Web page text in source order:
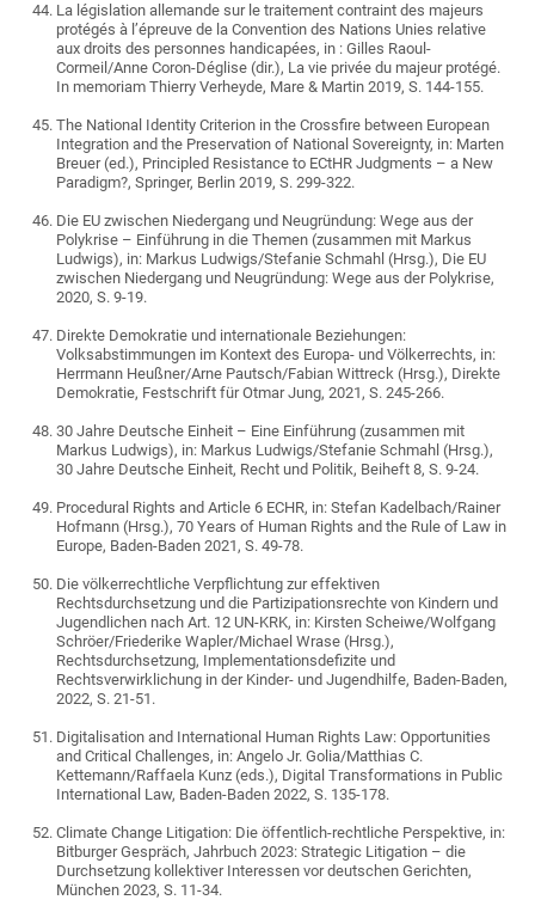
La législation allemande sur le traitement contraint des majeurs
protégés à l’épreuve de la Convention des Nations Unies relative
aux droits des personnes handicapées, in : Gilles Raoul-
Cormeil/Anne Coron-Déglise (dir.), La vie privée du majeur protégé.
In memoriam Thierry Verheyde, Mare & Martin 2019, S. 144-155.
The National Identity Criterion in the Crossfire between European
Integration and the Preservation of National Sovereignty, in: Marten
Breuer (ed.), Principled Resistance to ECtHR Judgments – a New
Paradigm?, Springer, Berlin 2019, S. 299-322.
Die EU zwischen Niedergang und Neugründung: Wege aus der
Polykrise – Einführung in die Themen (zusammen mit Markus
Ludwigs), in: Markus Ludwigs/Stefanie Schmahl (Hrsg.), Die EU
zwischen Niedergang und Neugründung: Wege aus der Polykrise,
2020, S. 9-19.
Direkte Demokratie und internationale Beziehungen:
Volksabstimmungen im Kontext des Europa- und Völkerrechts, in:
Herrmann Heußner/Arne Pautsch/Fabian Wittreck (Hrsg.), Direkte
Demokratie, Festschrift für Otmar Jung, 2021, S. 245-266.
30 Jahre Deutsche Einheit – Eine Einführung (zusammen mit
Markus Ludwigs), in: Markus Ludwigs/Stefanie Schmahl (Hrsg.),
30 Jahre Deutsche Einheit, Recht und Politik, Beiheft 8, S. 9-24.
Procedural Rights and Article 6 ECHR, in: Stefan Kadelbach/Rainer
Hofmann (Hrsg.), 70 Years of Human Rights and the Rule of Law in
Europe, Baden-Baden 2021, S. 49-78.
Die völkerrechtliche Verpflichtung zur effektiven
Rechtsdurchsetzung und die Partizipationsrechte von Kindern und
Jugendlichen nach Art. 12 UN-KRK, in: Kirsten Scheiwe/Wolfgang
Schröer/Friederike Wapler/Michael Wrase (Hrsg.),
Rechtsdurchsetzung, Implementationsdefizite und
Rechtsverwirklichung in der Kinder- und Jugendhilfe, Baden-Baden,
2022, S. 21-51.
Digitalisation and International Human Rights Law: Opportunities
and Critical Challenges, in: Angelo Jr. Golia/Matthias C.
Kettemann/Raffaela Kunz (eds.), Digital Transformations in Public
International Law, Baden-Baden 2022, S. 135-178.
Climate Change Litigation: Die öffentlich-rechtliche Perspektive, in:
Bitburger Gespräch, Jahrbuch 2023: Strategic Litigation – die
Durchsetzung kollektiver Interessen vor deutschen Gerichten,
München 2023, S. 11-34.